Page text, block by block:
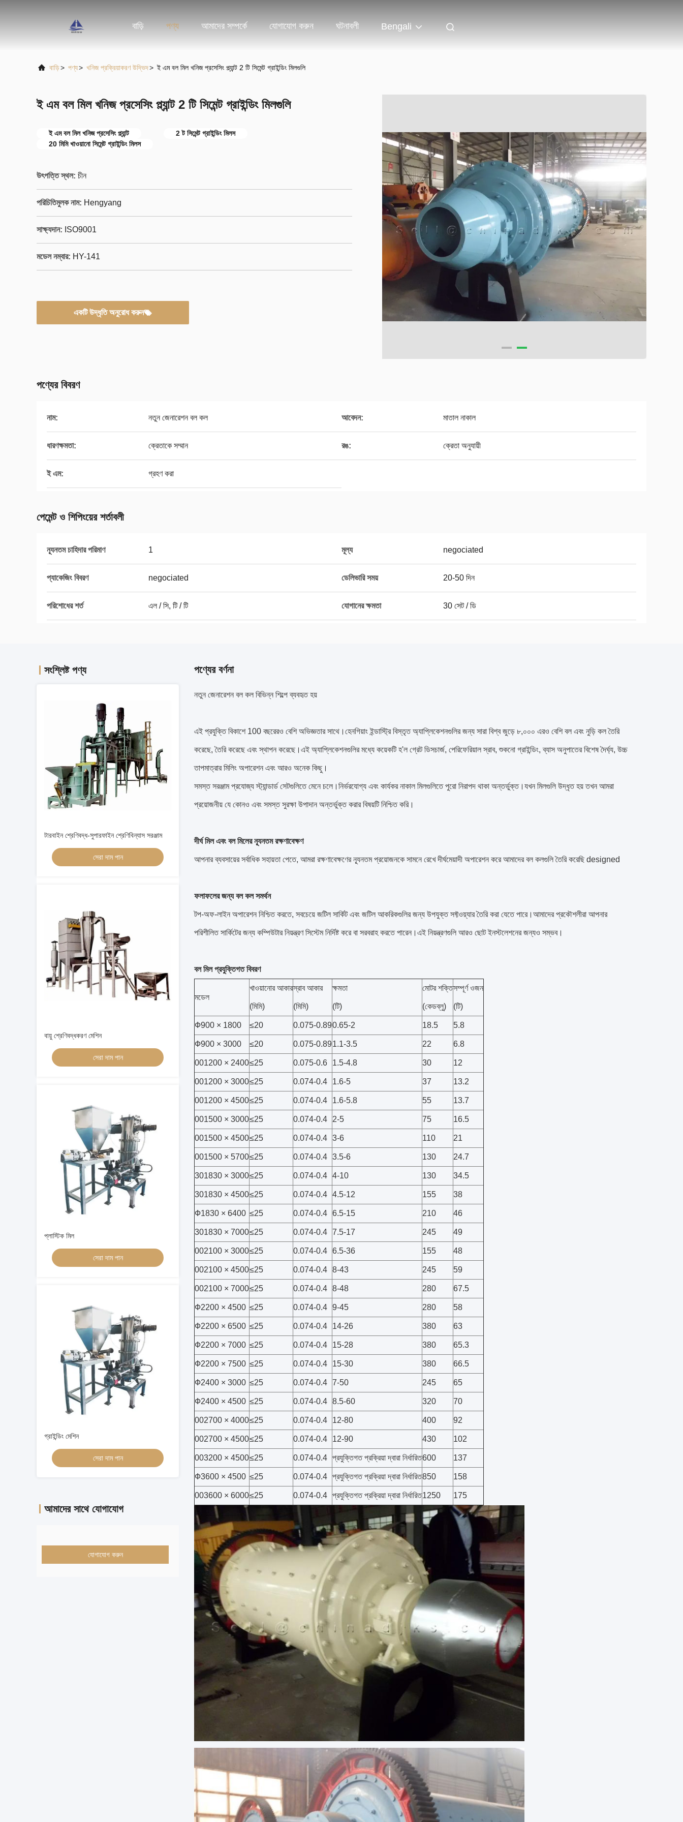
বাড়ি পণ্য আমাদের সম্পর্কে যোগাযোগ করুন ঘটনাবলী Bengali
বাড়ি> পণ্য> খনিজ প্রক্রিয়াকরণ উদ্ভিদ> ই এম বল মিল খনিজ প্রসেসিং প্ল্যান্ট 2 টি সিমেন্ট গ্রাইন্ডিং মিলগুলি
ই এম বল মিল খনিজ প্রসেসিং প্ল্যান্ট 2 টি সিমেন্ট গ্রাইন্ডিং মিলগুলি
ই এম বল মিল খনিজ প্রসেসিং প্ল্যান্ট
2 ট সিমেন্ট গ্রাইন্ডিং মিলস
20 মিমি খাওয়ানো সিমেন্ট গ্রাইন্ডিং মিলস
উৎপত্তি স্থল: চীন
পরিচিতিমুলক নাম: Hengyang
সাক্ষ্যদান: ISO9001
মডেল নম্বার: HY-141
একটি উদ্ধৃতি অনুরোধ করুন
পণ্যের বিবরণ
নাম: নতুন জেনারেশন বল কল আবেদন: মাতাল নাকাল
ধারণক্ষমতা: ক্রেতাকে সম্মান রঙ: ক্রেতা অনুযায়ী
ই এম: গ্রহণ করা
পেমেন্ট ও শিপিংয়ের শর্তাবলী
ন্যূনতম চাহিদার পরিমাণ 1 মূল্য negociated
প্যাকেজিং বিবরণ negociated ডেলিভারি সময় 20-50 দিন
পরিশোধের শর্ত এল / সি, টি / টি যোগানের ক্ষমতা 30 সেট / ডি
সংশ্লিষ্ট পণ্য
টারবাইন শ্রেণিবদ্ধ-সুপারফাইন শ্রেণিবিন্যাস সরঞ্জাম
সেরা দাম পান
বায়ু শ্রেণিবদ্ধকরণ মেশিন
সেরা দাম পান
প্লাস্টিক মিল
সেরা দাম পান
গ্রাইন্ডিং মেশিন
সেরা দাম পান
আমাদের সাথে যোগাযোগ
যোগাযোগ করুন
পণ্যের বর্ণনা
নতুন জেনারেশন বল কল বিভিন্ন শিল্পে ব্যবহৃত হয়
এই প্রযুক্তি বিকাশে 100 বছরেরও বেশি অভিজ্ঞতার সাথে।হেনগিয়াং ইন্ডাস্ট্রি বিস্তৃত অ্যাপ্লিকেশনগুলির জন্য সারা বিশ্ব জুড়ে ৮,০০০ এরও বেশি বল এবং নুড়ি কল তৈরি
করেছে, তৈরি করেছে এবং স্থাপন করেছে।এই অ্যাপ্লিকেশনগুলির মধ্যে কয়েকটি হ'ল গ্রেট ডিসচার্জ, পেরিফেরিয়াল স্রাব, শুকনো গ্রাইন্ডিং, ব্যাস অনুপাতের বিশেষ দৈর্ঘ্য, উচ্চ
তাপমাত্রার মিলিং অপারেশন এবং আরও অনেক কিছু।
সমস্ত সরঞ্জাম প্রযোজ্য স্ট্যান্ডার্ড সেটগুলিতে মেনে চলে।নির্ভরযোগ্য এবং কার্যকর নাকাল মিলগুলিতে পুরো নিরাপদ থাকা অন্তর্ভুক্ত।যখন মিলগুলি উদ্ধৃত হয় তখন আমরা
প্রয়োজনীয় যে কোনও এবং সমস্ত সুরক্ষা উপাদান অন্তর্ভুক্ত করার বিষয়টি নিশ্চিত করি।
দীর্ঘ মিল এবং বল মিলের ন্যূনতম রক্ষণাবেক্ষণ
আপনার ব্যবসায়ের সর্বাধিক সহায়তা পেতে, আমরা রক্ষণাবেক্ষণের ন্যূনতম প্রয়োজনকে সামনে রেখে দীর্ঘমেয়াদী অপারেশন করে আমাদের বল কলগুলি তৈরি করেছি designed
ফলাফলের জন্য বল কল সমর্থন
টপ-অফ-লাইন অপারেশন নিশ্চিত করতে, সবচেয়ে জটিল সার্কিট এবং জটিল আকরিকগুলির জন্য উপযুক্ত সফ্টওয়্যার তৈরি করা যেতে পারে।আমাদের প্রকৌশলীরা আপনার
পরিশীলিত সার্কিটের জন্য কম্পিউটার নিয়ন্ত্রণ সিস্টেম নির্দিষ্ট করে বা সরবরাহ করতে পারেন।এই নিয়ন্ত্রণগুলি আরও ছোট ইনস্টলেশনের জন্যও সম্ভব।
বল মিল প্রযুক্তিগত বিবরণ
মডেল
খাওয়ানোর আকার
(মিমি)
স্রাব আকার
(মিমি)
ক্ষমতা
(টি)
মোটর শক্তি
(কেডব্লু)
সম্পূর্ণ ওজন
(টি)
Ф900 × 1800 ≤20 0.075-0.890.65-2 18.5 5.8
Ф900 × 3000 ≤20 0.075-0.891.1-3.5 22 6.8
001200 × 2400≤25 0.075-0.6 1.5-4.8 30 12
001200 × 3000≤25 0.074-0.4 1.6-5 37 13.2
001200 × 4500≤25 0.074-0.4 1.6-5.8 55 13.7
001500 × 3000≤25 0.074-0.4 2-5 75 16.5
001500 × 4500≤25 0.074-0.4 3-6 110 21
001500 × 5700≤25 0.074-0.4 3.5-6 130 24.7
301830 × 3000≤25 0.074-0.4 4-10 130 34.5
301830 × 4500≤25 0.074-0.4 4.5-12 155 38
Ф1830 × 6400 ≤25 0.074-0.4 6.5-15 210 46
301830 × 7000≤25 0.074-0.4 7.5-17 245 49
002100 × 3000≤25 0.074-0.4 6.5-36 155 48
002100 × 4500≤25 0.074-0.4 8-43 245 59
002100 × 7000≤25 0.074-0.4 8-48 280 67.5
Ф2200 × 4500 ≤25 0.074-0.4 9-45 280 58
Ф2200 × 6500 ≤25 0.074-0.4 14-26 380 63
Ф2200 × 7000 ≤25 0.074-0.4 15-28 380 65.3
Ф2200 × 7500 ≤25 0.074-0.4 15-30 380 66.5
Ф2400 × 3000 ≤25 0.074-0.4 7-50 245 65
Ф2400 × 4500 ≤25 0.074-0.4 8.5-60 320 70
002700 × 4000≤25 0.074-0.4 12-80 400 92
002700 × 4500≤25 0.074-0.4 12-90 430 102
003200 × 4500≤25 0.074-0.4 প্রযুক্তিগত প্রক্রিয়া দ্বারা নির্ধারিত600 137
Ф3600 × 4500 ≤25 0.074-0.4 প্রযুক্তিগত প্রক্রিয়া দ্বারা নির্ধারিত850 158
003600 × 6000≤25 0.074-0.4 প্রযুক্তিগত প্রক্রিয়া দ্বারা নির্ধারিত1250 175